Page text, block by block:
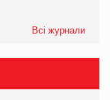
Всі журнали